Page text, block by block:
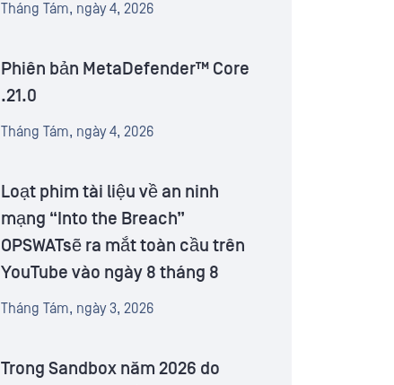
Tháng Tám, ngày 4, 2026
Phiên bản MetaDefender™ Core
.21.0
Tháng Tám, ngày 4, 2026
Loạt phim tài liệu về an ninh
mạng “Into the Breach”
OPSWATsẽ ra mắt toàn cầu trên
YouTube vào ngày 8 tháng 8
Tháng Tám, ngày 3, 2026
Trong Sandbox năm 2026 do